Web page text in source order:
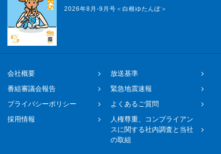
2026年8月-9月号＜白根ゆたんぽ＞
会社概要
放送基準
番組審議会報告
緊急地震速報
プライバシーポリシー
よくあるご質問
採用情報
人権尊重、コンプライアン
スに関する社内調査と当社
の取組